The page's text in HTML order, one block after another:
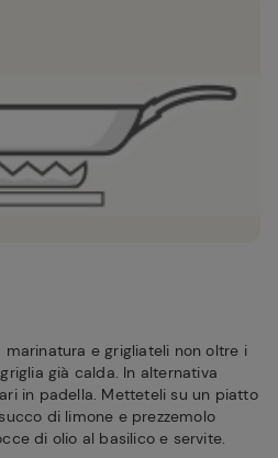
e grigliateli non oltre i
già calda. In alternativa
in padella. Metteteli su un piatto
di limone e prezzemolo
di olio al basilico e servite.